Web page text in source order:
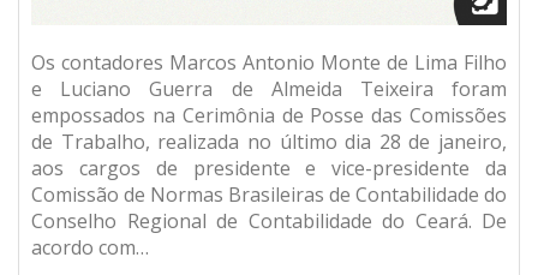
Os contadores Marcos Antonio Monte de Lima Filho
e Luciano Guerra de Almeida Teixeira foram
empossados na Cerimônia de Posse das Comissões
de Trabalho, realizada no último dia 28 de janeiro,
aos cargos de presidente e vice-presidente da
Comissão de Normas Brasileiras de Contabilidade do
Conselho Regional de Contabilidade do Ceará. De
acordo com…